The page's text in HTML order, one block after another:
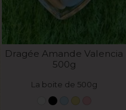
Dragée Amande Valencia
500g
La boite de 500g